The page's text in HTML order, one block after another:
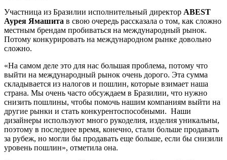
Участница из Бразилии исполнительный директор ABEST
Аурея Ямашита в свою очередь рассказала о том, как сложно
местным брендам пробиваться на международный рынок.
Потому конкурировать на международном рынке довольно
сложно.
«На самом деле это для нас большая проблема, потому что
выйти на международный рынок очень дорого. Эта сумма
складывается из налогов и пошлин, которые взимает наша
страна. Мы очень часто обсуждаем в Бразилии, что нужно
снизить пошлины, чтобы помочь нашим компаниям выйти на
другие рынки и стать конкурентоспособными. Наши
дизайнеры используют много рукоделия, изделия уникальны,
поэтому в последнее время, конечно, стали больше продавать
за рубеж, но могли бы продавать еще больше, если бы снизили
уровень пошлин», отметила она.